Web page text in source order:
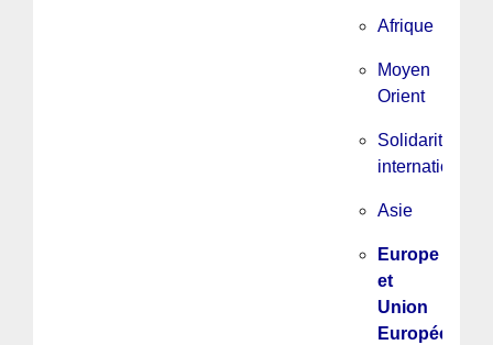
Afrique
Moyen
Orient
Solidarité
internationale
Asie
Europe
et
Union
Européenne